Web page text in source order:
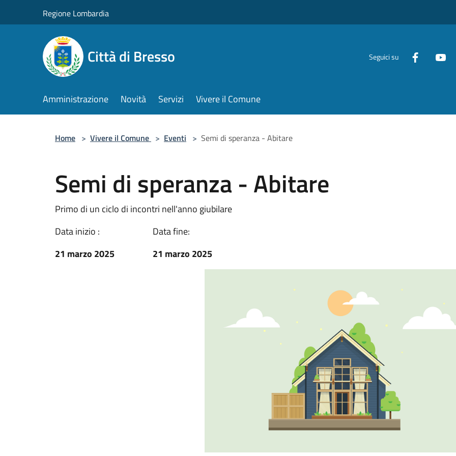
Regione Lombardia
Città di Bresso Seguici su
Amministrazione Novità Servizi Vivere il Comune
Home > Vivere il Comune > Eventi > Semi di speranza - Abitare
Semi di speranza - Abitare
Primo di un ciclo di incontri nell'anno giubilare
Data inizio :
21 marzo 2025
Data fine:
21 marzo 2025